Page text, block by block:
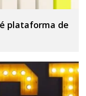
plataforma de